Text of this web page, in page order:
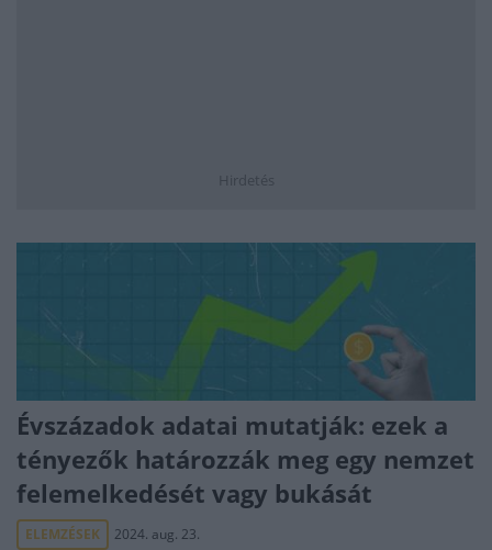
Hirdetés
Évszázadok adatai mutatják: ezek a
tényezők határozzák meg egy nemzet
felemelkedését vagy bukását
ELEMZÉSEK 2024. aug. 23.